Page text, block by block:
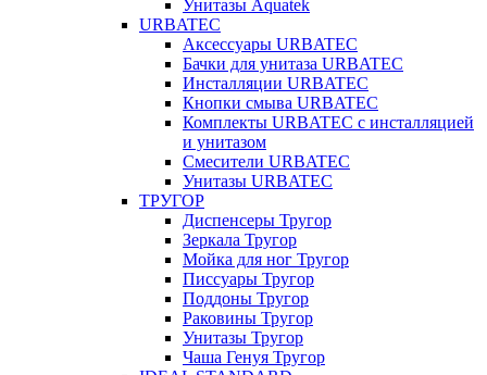
Унитазы Aquatek
URBATEC
Аксессуары URBATEC
Бачки для унитаза URBATEC
Инсталляции URBATEC
Кнопки смыва URBATEC
Комплекты URBATEC с инсталляцией
и унитазом
Смесители URBATEC
Унитазы URBATEC
ТРУГОР
Диспенсеры Тругор
Зеркала Тругор
Мойка для ног Тругор
Писсуары Тругор
Поддоны Тругор
Раковины Тругор
Унитазы Тругор
Чаша Генуя Тругор